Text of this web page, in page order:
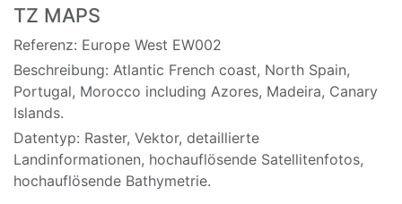
TZ MAPS
Referenz: Europe West EW002
Beschreibung: Atlantic French coast, North Spain,
Portugal, Morocco including Azores, Madeira, Canary
Islands.
Datentyp: Raster, Vektor, detaillierte
Landinformationen, hochauflösende Satellitenfotos,
hochauflösende Bathymetrie.